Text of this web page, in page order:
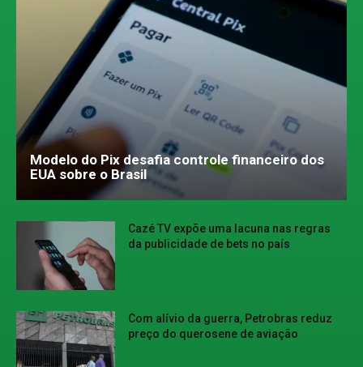
Modelo do Pix desafia controle financeiro dos
EUA sobre o Brasil
Cazé TV expõe uma lacuna nas regras
da publicidade de bets no país
Com alívio da guerra, Petrobras reduz
preço do querosene de aviação